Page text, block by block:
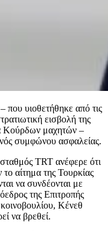
υιοθετήθηκε από τις
εισβολή της
Κούρδων μαχητών –
συμφώνου ασφαλείας.
TRT ανέφερε ότι
αίτημα της Τουρκίας
να συνδέονται με
της Επιτροπής
Κένεθ
να βρεθεί.